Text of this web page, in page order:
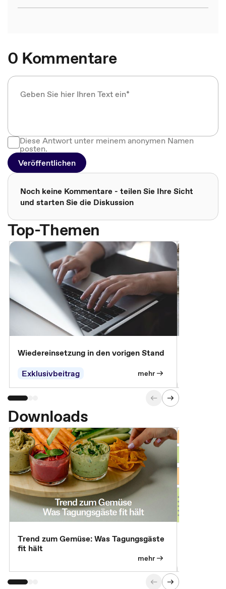
0 Kommentare
Diese Antwort unter meinem anonymen Namen
posten.
Veröffentlichen
Noch keine Kommentare - teilen Sie Ihre Sicht
und starten Sie die Diskussion
Top-Themen
Wiedereinsetzung in den vorigen Stand
Exklusivbeitrag
mehr
Downloads
Trend zum Gemüse: Was Tagungsgäste
fit hält
mehr